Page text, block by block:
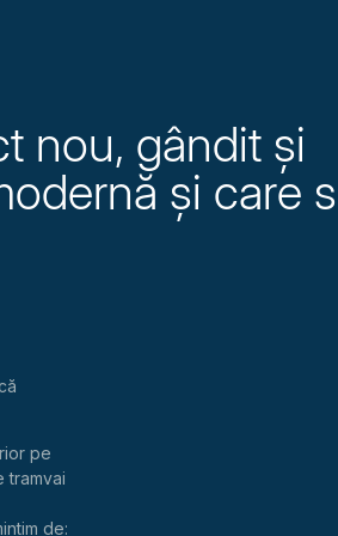
nou, gândit și
și care
pe
tramvai
de: